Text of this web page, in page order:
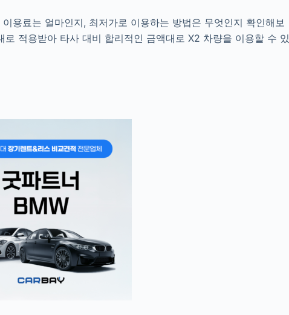
용료는 얼마인지, 최저가로 이용하는 방법은 무엇인지 확인해보
적용받아 타사 대비 합리적인 금액대로 X2 차량을 이용할 수 있